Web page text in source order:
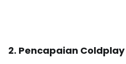
2. Pencapaian